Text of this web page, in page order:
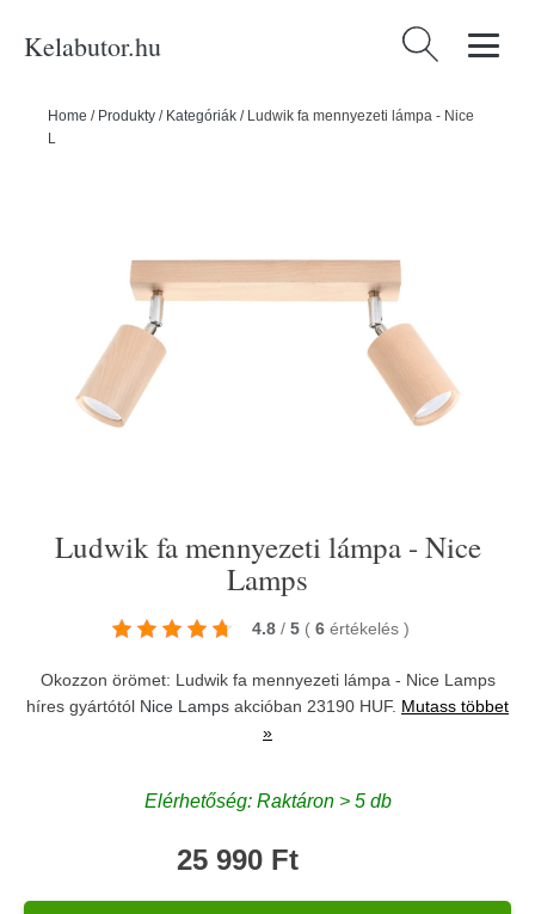
Kelabutor.hu Keresés:
Home / Produkty / Kategóriák / Ludwik fa mennyezeti lámpa - Nice
Lamps
Ludwik fa mennyezeti lámpa - Nice
Lamps
4.8 / 5 ( 6 értékelés )
Okozzon örömet: Ludwik fa mennyezeti lámpa - Nice Lamps
híres gyártótól Nice Lamps akcióban 23190 HUF. Mutass többet
»
Elérhetőség: Raktáron > 5 db
25 990 Ft